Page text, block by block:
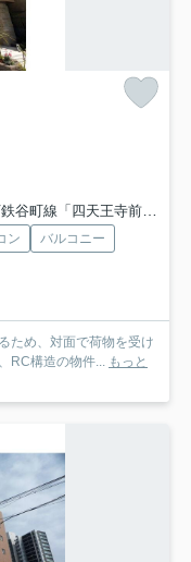
町線「四天王寺前夕陽ヶ丘」駅 徒歩13分
ン
バルコニー
ため、対面で荷物を受け
RC構造の物件... もっと